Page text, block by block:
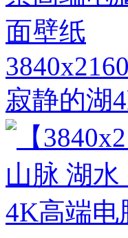
3840x2160
寂静的湖